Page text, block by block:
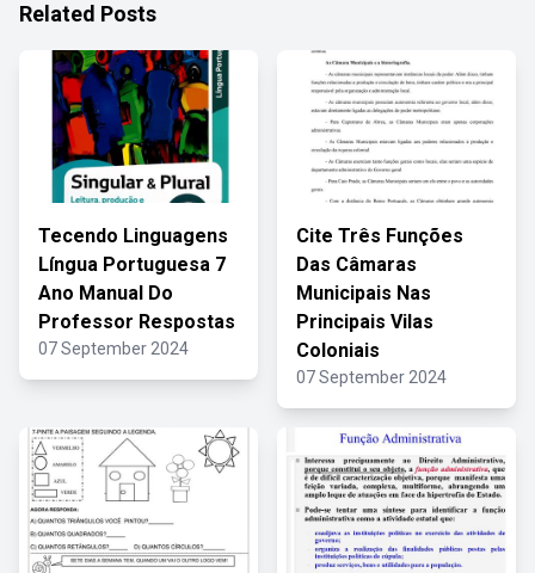
Related Posts
Tecendo Linguagens
Língua Portuguesa 7
Ano Manual Do
Professor Respostas
07 September 2024
Cite Três Funções
Das Câmaras
Municipais Nas
Principais Vilas
Coloniais
07 September 2024